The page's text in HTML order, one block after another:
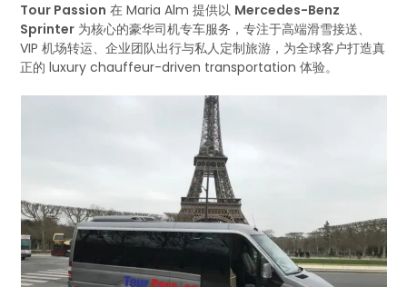
Tour Passion 在 Maria Alm 提供以 Mercedes-Benz
Sprinter 为核心的豪华司机专车服务，专注于高端滑雪接送、
VIP 机场转运、企业团队出行与私人定制旅游，为全球客户打造真
正的 luxury chauffeur-driven transportation 体验。